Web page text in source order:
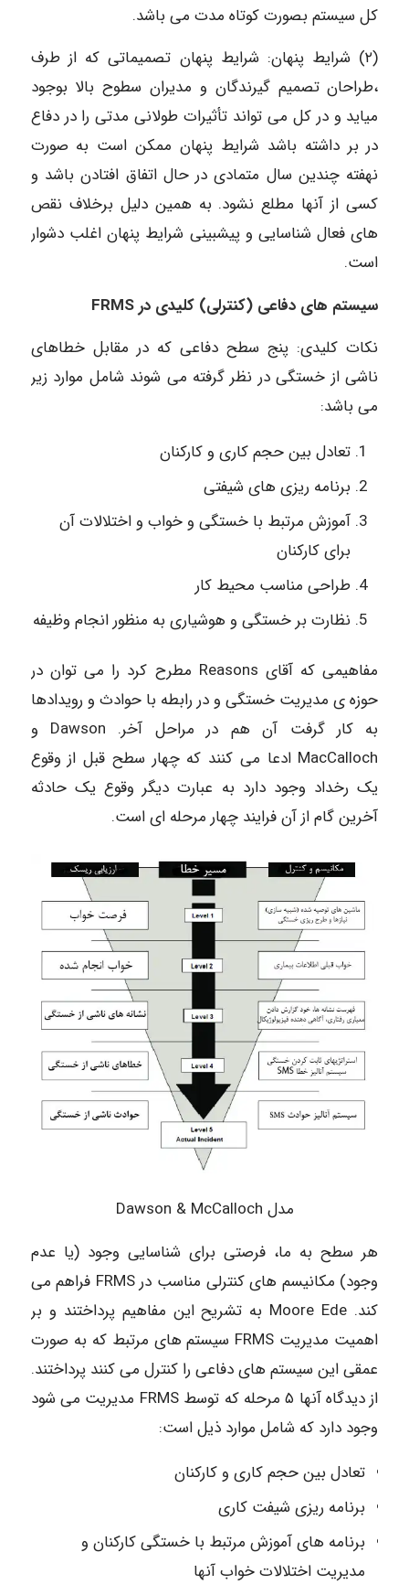
کل سیستم بصورت کوتاه مدت می باشد.
(۲) شرایط پنهان: شرایط پنهان تصمیماتی که از طرف
،طراحان تصمیم گیرندگان و مدیران سطوح بالا بوجود
میاید و در کل می تواند تأثیرات طولانی مدتی را در دفاع
در بر داشته باشد شرایط پنهان ممکن است به صورت
نهفته چندین سال متمادی در حال اتفاق افتادن باشد و
کسی از آنها مطلع نشود. به همین دلیل برخلاف نقص
های فعال شناسایی و پیشبینی شرایط پنهان اغلب دشوار
است.
سیستم های دفاعی (کنترلی) کلیدی در FRMS
نکات کلیدی: پنج سطح دفاعی که در مقابل خطاهای
ناشی از خستگی در نظر گرفته می شوند شامل موارد زیر
می باشد:
تعادل بین حجم کاری و کارکنان
برنامه ریزی های شیفتی
آموزش مرتبط با خستگی و خواب و اختلالات آن
برای کارکنان
طراحی مناسب محیط کار
نظارت بر خستگی و هوشیاری به منظور انجام وظیفه
مفاهیمی که آقای Reasons مطرح کرد را می توان در
حوزه ی مدیریت خستگی و در رابطه با حوادث و رویدادها
به کار گرفت آن هم در مراحل آخر. Dawson و
MacCalloch ادعا می کنند که چهار سطح قبل از وقوع
یک رخداد وجود دارد به عبارت دیگر وقوع یک حادثه
آخرین گام از آن فرایند چهار مرحله ای است.
مدل Dawson & McCalloch
هر سطح به ما، فرصتی برای شناسایی وجود (یا عدم
وجود) مکانیسم های کنترلی مناسب در FRMS فراهم می
کند. Moore Ede به تشریح این مفاهیم پرداختند و بر
اهمیت مدیریت FRMS سیستم های مرتبط که به صورت
عمقی این سیستم های دفاعی را کنترل می کنند پرداختند.
از دیدگاه آنها ۵ مرحله که توسط FRMS مدیریت می شود
وجود دارد که شامل موارد ذیل است:
تعادل بین حجم کاری و کارکنان
برنامه ریزی شیفت کاری
برنامه های آموزش مرتبط با خستگی کارکنان و
مدیریت اختلالات خواب آنها